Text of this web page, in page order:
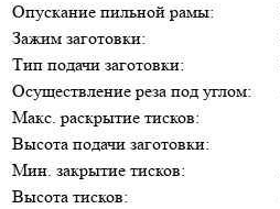
Опускание пильной рамы:
Зажим заготовки:
Тип подачи заготовки:
Осуществление реза под углом:
Макс. раскрытие тисков:
Высота подачи заготовки:
Мин. закрытие тисков:
Высота тисков: